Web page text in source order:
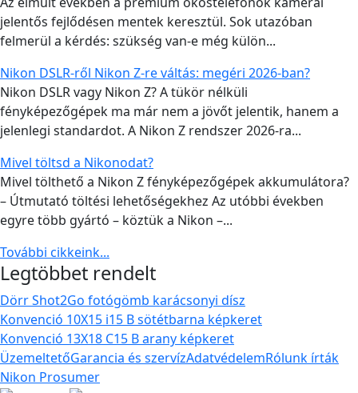
jelentős fejlődésen mentek keresztül. Sok utazóban
felmerül a kérdés: szükség van-e még külön...
Nikon DSLR-ről Nikon Z-re váltás: megéri 2026-ban?
Nikon DSLR vagy Nikon Z? A tükör nélküli
fényképezőgépek ma már nem a jövőt jelentik, hanem a
jelenlegi standardot. A Nikon Z rendszer 2026-ra...
Mivel töltsd a Nikonodat?
Mivel tölthető a Nikon Z fényképezőgépek akkumulátora?
– Útmutató töltési lehetőségekhez Az utóbbi években
egyre több gyártó – köztük a Nikon –...
További cikkeink...
Legtöbbet rendelt
Dörr Shot2Go fotógömb karácsonyi dísz
Konvenció 10X15 i15 B sötétbarna képkeret
Konvenció 13X18 C15 B arany képkeret
ÜzemeltetőGarancia és szervízAdatvédelemRólunk írták
Nikon Prosumer